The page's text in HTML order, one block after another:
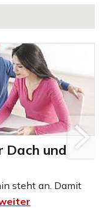
Dach und
steht an. Damit